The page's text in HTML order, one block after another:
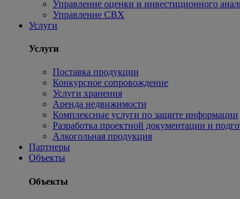
Управление оценки и инвестиционного
Управление СВХ
Услуги
Услуги
Поставка продукции
Конкурсное сопровождение
Услуги хранения
Аренда недвижимости
Комплексные услуги по защите информации
Разработка проектной документации и
Алкогольная продукция
Партнеры
Объекты
Объекты